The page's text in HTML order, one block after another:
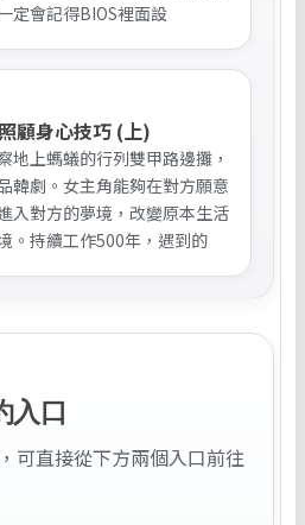
定會記得BIOS裡面設
顧身心技巧 (上)
地上螞蟻的行列雙甲路邊攤，
韓劇。女主角能夠在對方願意
入對方的夢境，改變原本生活
。持續工作500年，遇到的
入口
可直接從下方兩個入口前往